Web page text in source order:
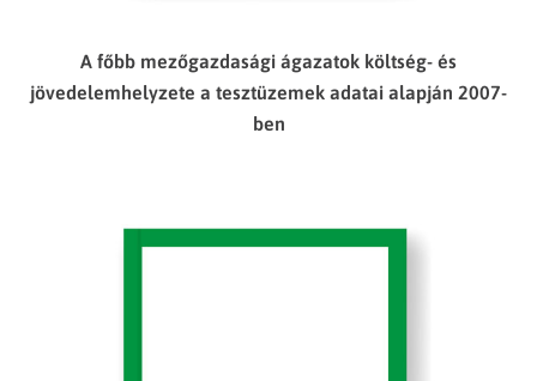
A főbb mezőgazdasági ágazatok költség- és
jövedelemhelyzete a tesztüzemek adatai alapján 2007-
ben